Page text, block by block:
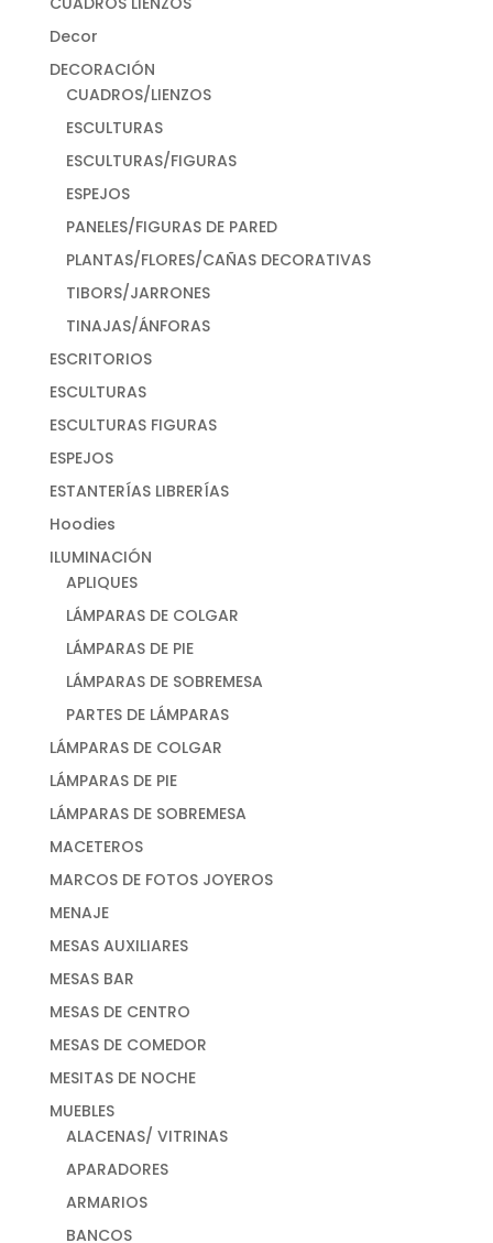
Decor
DECORACIÓN
CUADROS/LIENZOS
ESCULTURAS
ESCULTURAS/FIGURAS
ESPEJOS
PANELES/FIGURAS DE PARED
PLANTAS/FLORES/CAÑAS DECORATIVAS
TIBORS/JARRONES
TINAJAS/ÁNFORAS
ESCRITORIOS
ESCULTURAS
ESCULTURAS FIGURAS
ESPEJOS
ESTANTERÍAS LIBRERÍAS
Hoodies
ILUMINACIÓN
APLIQUES
LÁMPARAS DE COLGAR
LÁMPARAS DE PIE
LÁMPARAS DE SOBREMESA
PARTES DE LÁMPARAS
LÁMPARAS DE COLGAR
LÁMPARAS DE PIE
LÁMPARAS DE SOBREMESA
MACETEROS
MARCOS DE FOTOS JOYEROS
MENAJE
MESAS AUXILIARES
MESAS BAR
MESAS DE CENTRO
MESAS DE COMEDOR
MESITAS DE NOCHE
MUEBLES
ALACENAS/ VITRINAS
APARADORES
ARMARIOS
BANCOS